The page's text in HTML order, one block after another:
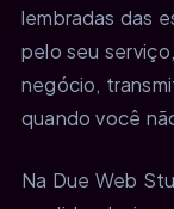
lembradas das
pelo seu
negócio,
quando você
Na Due Web